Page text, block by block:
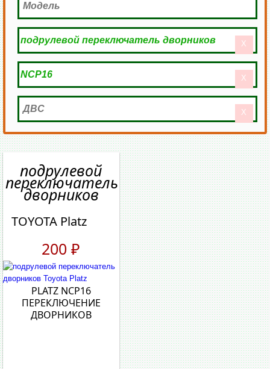
X
X
X
подрулевой
переключатель
дворников
TOYOTA Platz
200 ₽
PLATZ NCP16
ПЕРЕКЛЮЧЕНИЕ
ДВОРНИКОВ